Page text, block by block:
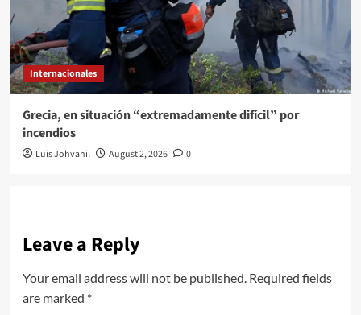
Internacionales
Grecia, en situación “extremadamente difícil” por
incendios
Luis Johvanil August 2, 2026 0
Leave a Reply
Your email address will not be published. Required fields
are marked *